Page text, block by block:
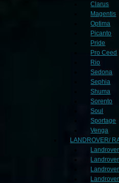
Clarus
Magentis
Optima
Picanto
Pride
Pro Ceed
Rio
Sedona
Sephia
Shuma
Sorento
Soul
Sportage
Venga
LANDROVER/